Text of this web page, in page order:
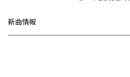
新曲情報